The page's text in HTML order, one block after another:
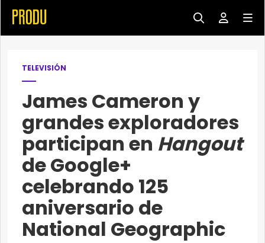
TELEVISIÓN
James Cameron y
grandes exploradores
participan en Hangout
de Google+
celebrando 125
aniversario de
National Geographic